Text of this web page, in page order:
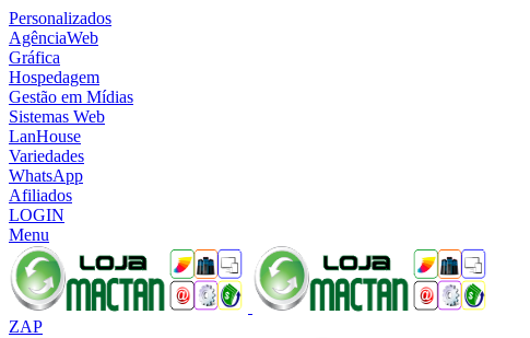
Personalizados
AgênciaWeb
Gráfica
Hospedagem
Gestão em Mídias
Sistemas Web
LanHouse
Variedades
WhatsApp
Afiliados
LOGIN
Menu
ZAP